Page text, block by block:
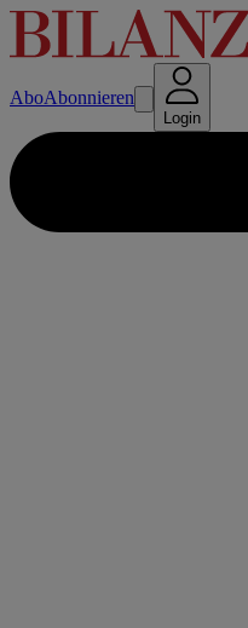
AboAbonnieren
Login